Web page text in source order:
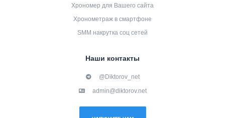
Хрономер для Вашего сайта
Хронометраж в смартфоне
SMM накрутка соц сетей
Наши контакты
@Diktorov_net
admin@diktorov.net